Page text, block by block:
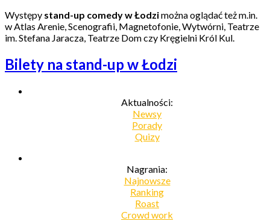
Występy stand-up comedy w Łodzimożna oglądać też m.in.
w Atlas Arenie, Scenografii, Magnetofonie, Wytwórni, Teatrze
im. Stefana Jaracza, Teatrze Dom czy Kręgielni Król Kul.
Bilety na stand-up w Łodzi
Aktualności:
Newsy
Porady
Quizy
Nagrania:
Najnowsze
Ranking
Roast
Crowd work